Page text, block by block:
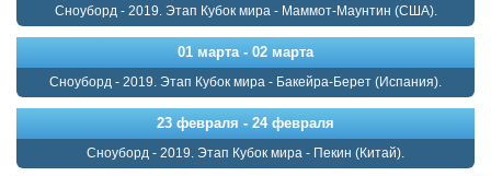
Сноуборд - 2019. Этап Кубок мира - Маммот-Маунтин (США).
01 марта - 02 марта
Сноуборд - 2019. Этап Кубок мира - Бакейра-Берет (Испания).
23 февраля - 24 февраля
Сноуборд - 2019. Этап Кубок мира - Пекин (Китай).